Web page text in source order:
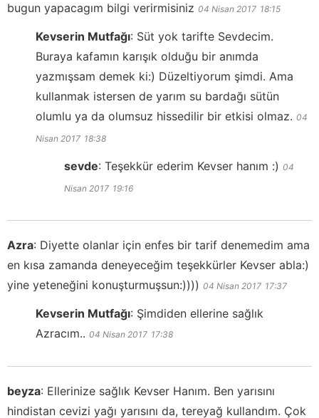
bugun yapacagım bilgi verirmisiniz 04 Nisan 2017 18:15
Kevserin Mutfağı: Süt yok tarifte Sevdecim.
Buraya kafamın karışık olduğu bir anımda
yazmışsam demek ki:) Düzeltiyorum şimdi. Ama
kullanmak istersen de yarım su bardağı sütün
olumlu ya da olumsuz hissedilir bir etkisi olmaz. 04
Nisan 2017 18:38
sevde: Teşekkür ederim Kevser hanım :) 04
Nisan 2017 19:16
Azra: Diyette olanlar için enfes bir tarif denemedim ama
en kısa zamanda deneyeceğim teşekkürler Kevser abla:)
yine yeteneğini konuşturmuşsun:)))) 04 Nisan 2017 17:37
Kevserin Mutfağı: Şimdiden ellerine sağlık
Azracım.. 04 Nisan 2017 17:38
beyza: Ellerinize sağlık Kevser Hanım. Ben yarısını
hindistan cevizi yağı yarısını da, tereyağ kullandım. Çok